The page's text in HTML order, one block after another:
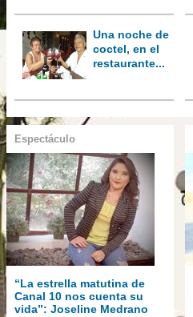
Una noche de
coctel, en el
restaurante...
Espectáculo
“La estrella matutina de
Canal 10 nos cuenta su
vida”: Joseline Medrano